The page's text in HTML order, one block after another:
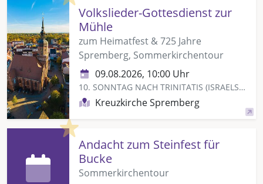
Volkslieder-Gottesdienst zur
Mühle
zum Heimatfest & 725 Jahre
Spremberg, Sommerkirchentour
09.08.2026, 10:00 Uhr
10. SONNTAG NACH TRINITATIS (ISRAELSONNTAG)
Kreuzkirche Spremberg
Highlight
Andacht zum Steinfest für
Bucke
Sommerkirchentour